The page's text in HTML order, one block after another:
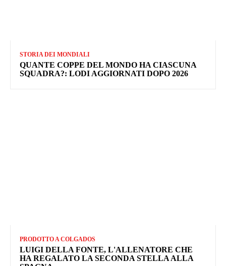
STORIA DEI MONDIALI
QUANTE COPPE DEL MONDO HA CIASCUNA
SQUADRA?: LODI AGGIORNATI DOPO 2026
PRODOTTO A COLGADOS
LUIGI DELLA FONTE, L'ALLENATORE CHE
HA REGALATO LA SECONDA STELLA ALLA